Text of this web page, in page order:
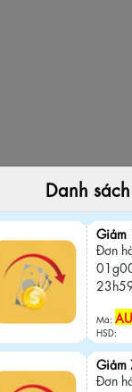
Bảo hành 03
Free ship đơn
Danh
Đơn
Mã:
HSD:
Đơn